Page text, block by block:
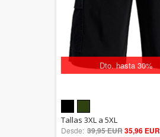
Dto. hasta 30%
5.00
out of 5
Tallas 3XL a 5XL
Desde: 39,95 EUR35,96 EUR